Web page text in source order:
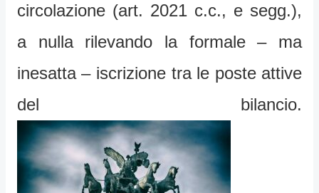
circolazione (art. 2021 c.c., e segg.),
a nulla rilevando la formale – ma
inesatta – iscrizione tra le poste attive
del bilancio.